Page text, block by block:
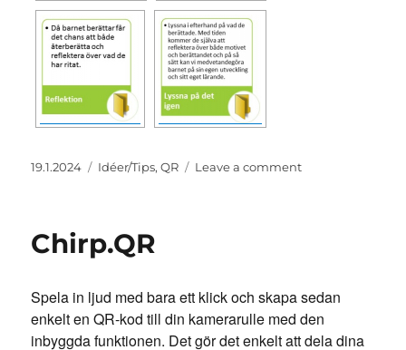
Posted
19.1.2024 Categories
Idéer/Tips,QR Leave a commenton
Chirp.QR
Spela in ljud med bara ett klick och skapa sedan
enkelt en QR-kod till din kamerarulle med den
inbyggda funktionen. Det gör det enkelt att dela dina